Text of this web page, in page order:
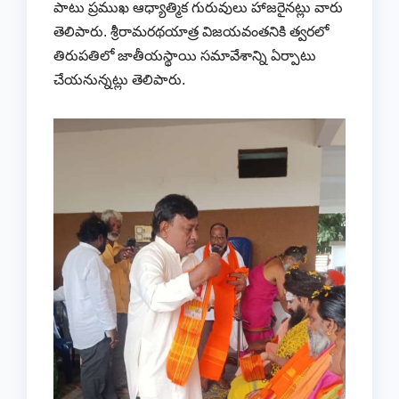
పాటు ప్రముఖ ఆధ్యాత్మిక గురువులు హాజరైనట్లు వారు
తెలిపారు. శ్రీరామరథయాత్ర విజయవంతనికి త్వరలో
తిరుపతిలో జాతీయస్థాయి సమావేశాన్ని ఏర్పాటు
చేయనున్నట్లు తెలిపారు.